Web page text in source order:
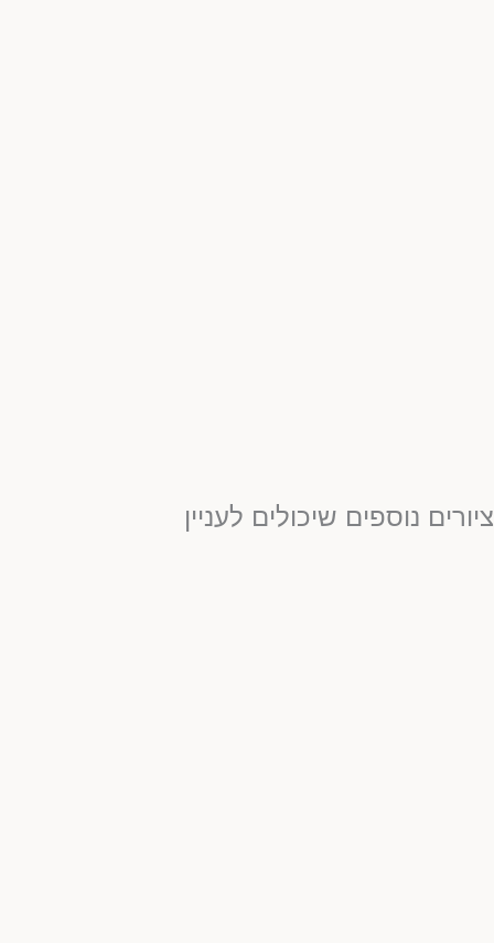
נוספים שיכולים לעניין